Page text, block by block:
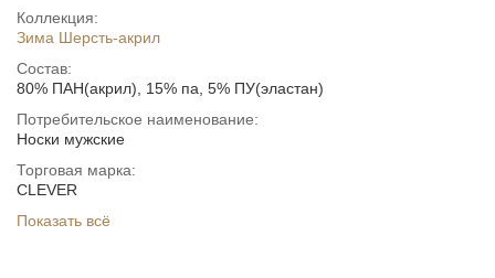
Коллекция:
Зима Шерсть-акрил
Состав:
80% ПАН(акрил), 15% па, 5% ПУ(эластан)
Потребительское наименование:
Носки мужские
Торговая марка:
CLEVER
Показать всё